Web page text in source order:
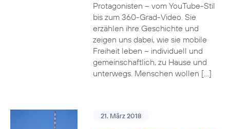
Protagonisten – vom YouTube-Stil
bis zum 360-Grad-Video. Sie
erzählen ihre Geschichte und
zeigen uns dabei, wie sie mobile
Freiheit leben – individuell und
gemeinschaftlich, zu Hause und
unterwegs. Menschen wollen […]
21. März 2018